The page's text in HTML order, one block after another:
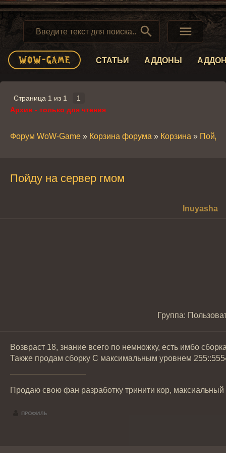
 
СТАТЬИ АДДОНЫ
Страница 1 из 1
1
Архив - только для чтения
Форум WoW-Game » Корзина форума » Корзина » Пойду
Пойду на сервер гмом
Inuyasha
Группа:
Возвраст 18, знание всего по немножку, есть имбо
Также продам сборку С максимальным уровнем
Продаю свою фан разработку тринити кор,